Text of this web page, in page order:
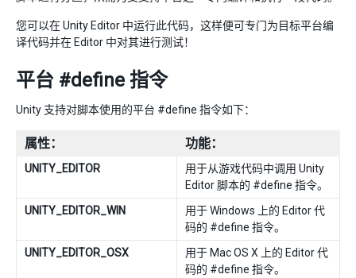
您可以在 Unity Editor 中运行此代码，这样便可专门为目标平台编
译代码并在 Editor 中对其进行测试！
平台 #define 指令
Unity 支持对脚本使用的平台 #define 指令如下：
属性： 功能：
UNITY_EDITOR
用于从游戏代码中调用 Unity
Editor 脚本的 #define 指令。
UNITY_EDITOR_WIN
用于 Windows 上的 Editor 代
码的 #define 指令。
UNITY_EDITOR_OSX
用于 Mac OS X 上的 Editor 代
码的 #define 指令。